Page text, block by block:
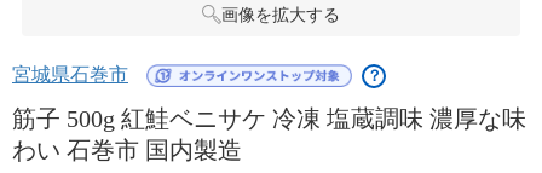
画像を拡大する
宮城県石巻市 ？
筋子 500g 紅鮭ベニサケ 冷凍 塩蔵調味 濃厚な味
わい 石巻市 国内製造